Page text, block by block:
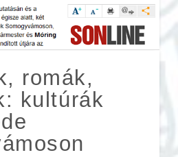
romák,
kultúrák